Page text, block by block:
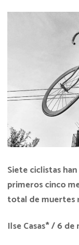
Siete ciclistas
primeros cinco
total de muertes
Ilse Casas* / 6 de